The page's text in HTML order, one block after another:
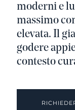
moderni e
massimo
elevata. Il
godere
contesto